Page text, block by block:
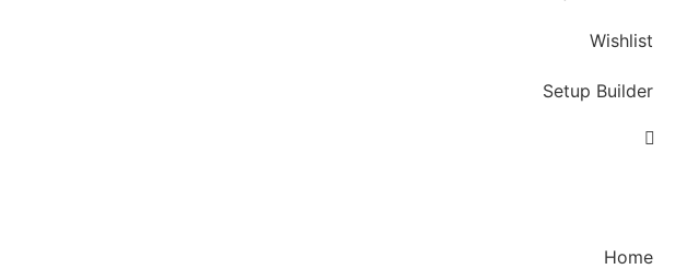
Wishlist
Setup Builder
Home